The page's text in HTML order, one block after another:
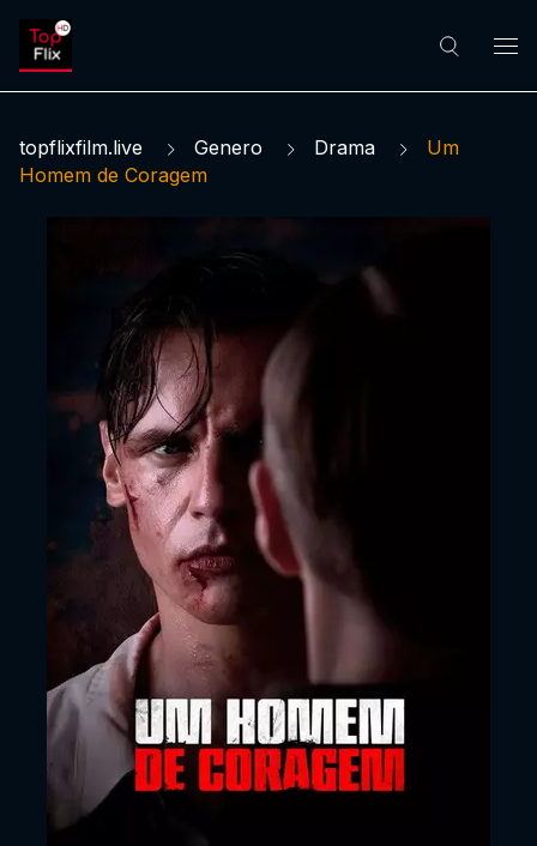
topflixfilm.live Genero Drama
Um
Homem de Coragem